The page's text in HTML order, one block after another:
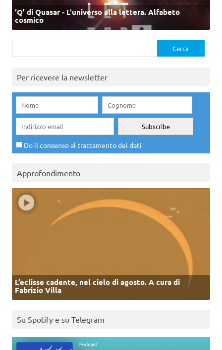
‘Q’ di Quasar - L'universo alla lettera. Alfabeto
cosmico
per:
Per ricevere la newsletter
Do il consenso al trattamento dei dati
Approfondimento
L’eclisse cadente, nel cielo di agosto. A cura di
Fabrizio Villa
Su Spotify e su Telegram